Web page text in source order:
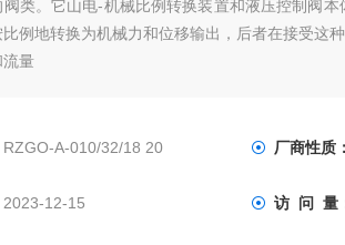
类。它山电-机械比例转换装置和液压控制阀
例地转换为机械力和位移输出，后者在接受这
量
RZGO-A-010/32/18 20 厂商性质
2023-12-15 访 问 量